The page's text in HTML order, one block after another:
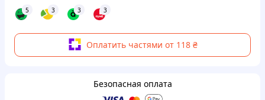
5 3 3 3
Оплатить частями от 118 ₴
Безопасная оплата